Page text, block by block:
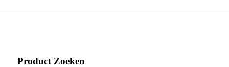
Product Zoeken